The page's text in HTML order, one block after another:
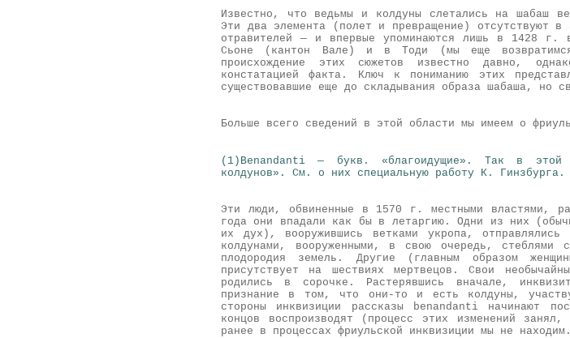
Известно, что ведьмы и колдуны слетались на шабаш
Эти два элемента (полет и превращение) отсутствуют в
отравителей — и впервые упоминаются лишь в 1428 г.
Сьоне (кантон Вале) и в Тоди (мы еще
происхождение этих сюжетов известно давно,
констатацией факта. Ключ к пониманию этих
существовавшие еще до складывания образа шабаша, но
Больше всего сведений в этой области мы имеем о
(1)Benandanti — букв. «благоидущие». Так в этой
колдунов». См. о них специальную работу К.
Эти люди, обвиненные в 1570 г. местными властями,
года они впадали как бы в летаргию. Одни из них
их дух), вооружившись ветками укропа,
колдунами, вооруженными, в свою очередь, стеблями
плодородия земель. Другие (главным образом
присутствует на шествиях мертвецов. Свои
родились в сорочке. Растерявшись вначале,
признание в том, что они-то и есть колдуны,
стороны инквизиции рассказы benandanti начинают
концов воспроизводят (процесс этих изменений
ранее в процессах фриульской инквизиции мы не находим.